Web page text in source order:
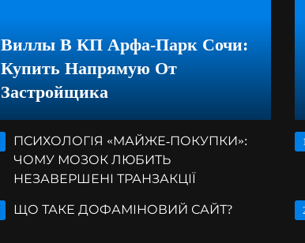
Виллы В КП Арфа-Парк Сочи:
Купить Напрямую От
Застройщика
ПСИХОЛОГІЯ «МАЙЖЕ-ПОКУПКИ»:
ЧОМУ МОЗОК ЛЮБИТЬ
НЕЗАВЕРШЕНІ ТРАНЗАКЦІЇ
ЩО ТАКЕ ДОФАМІНОВИЙ САЙТ?